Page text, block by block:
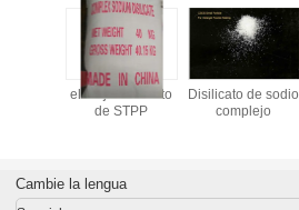
el mejor sustituto
de STPP
Disilicato de sodio
complejo
Cambie la lengua